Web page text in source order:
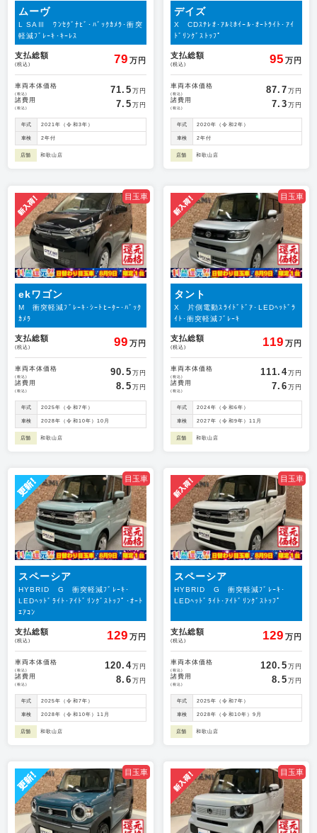
ムーヴ
L SAⅢ ﾜﾝｾｸﾞﾅﾋﾞ･ﾊﾞｯｸｶﾒﾗ･衝突
軽減ﾌﾞﾚｰｷ･ｷｰﾚｽ
支払総額
(税込) 79 万円
車両本体価格
(税込) 71.5 万円
諸費用
(税込) 7.5 万円
年式 2021年（令和3年）
車検 2年付
店舗 和歌山店
デイズ
X CDｽﾃﾚｵ･ｱﾙﾐﾎｲｰﾙ･ｵｰﾄﾗｲﾄ･ｱｲ
ﾄﾞﾘﾝｸﾞｽﾄｯﾌﾟ
支払総額
(税込) 95 万円
車両本体価格
(税込) 87.7 万円
諸費用
(税込) 7.3 万円
年式 2020年（令和2年）
車検 2年付
店舗 和歌山店
目玉車
ekワゴン
M 衝突軽減ﾌﾞﾚｰｷ･ｼｰﾄﾋｰﾀｰ･ﾊﾞｯｸ
ｶﾒﾗ
支払総額
(税込) 99 万円
車両本体価格
(税込) 90.5 万円
諸費用
(税込) 8.5 万円
年式 2025年（令和7年）
車検 2028年（令和10年）10月
店舗 和歌山店
目玉車
タント
X 片側電動ｽﾗｲﾄﾞﾄﾞｱ･LEDﾍｯﾄﾞﾗ
ｲﾄ･衝突軽減ﾌﾞﾚｰｷ
支払総額
(税込) 119 万円
車両本体価格
(税込) 111.4万円
諸費用
(税込) 7.6 万円
年式 2024年（令和6年）
車検 2027年（令和9年）11月
店舗 和歌山店
目玉車
スペーシア
HYBRID G 衝突軽減ﾌﾞﾚｰｷ･
LEDﾍｯﾄﾞﾗｲﾄ･ｱｲﾄﾞﾘﾝｸﾞｽﾄｯﾌﾟ･ｵｰﾄ
ｴｱｺﾝ
支払総額
(税込) 129 万円
車両本体価格
(税込) 120.4万円
諸費用
(税込) 8.6 万円
年式 2025年（令和7年）
車検 2028年（令和10年）11月
店舗 和歌山店
目玉車
スペーシア
HYBRID G 衝突軽減ﾌﾞﾚｰｷ･
LEDﾍｯﾄﾞﾗｲﾄ･ｱｲﾄﾞﾘﾝｸﾞｽﾄｯﾌﾟ
支払総額
(税込) 129 万円
車両本体価格
(税込) 120.5 万円
諸費用
(税込) 8.5 万円
年式 2025年（令和7年）
車検 2028年（令和10年）9月
店舗 和歌山店
目玉車 目玉車